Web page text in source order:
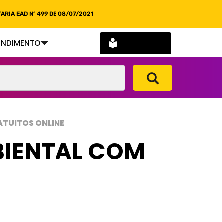
EAD Nº 499 DE 08/07/2021
ONLINE
COM